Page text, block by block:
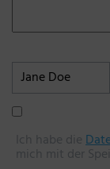
Ich habe die
mich mit der